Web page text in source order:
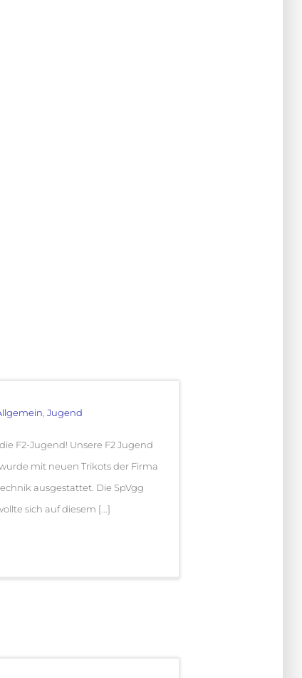
Jugend
F2-Jugend! Unsere F2 Jugend
mit neuen Trikots der Firma
ausgestattet. Die SpVgg
sich auf diesem [...]